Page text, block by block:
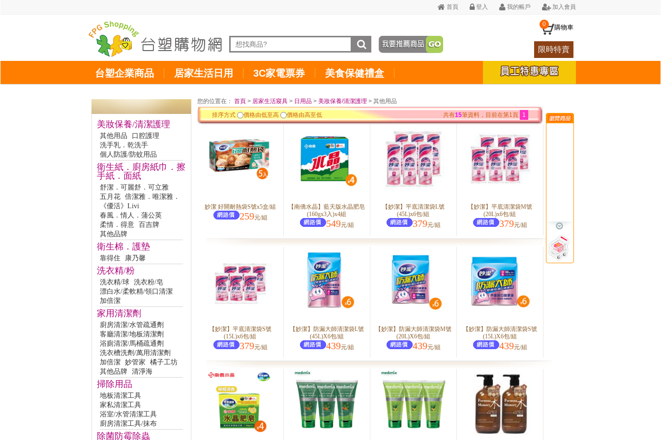
首頁 登入 我的帳戶 加入會員
0 購物車
限時特賣
台塑企業商品 居家生活日用 3C家電票券 美食保健禮盒
美妝保養/清潔護理
其他用品
口腔護理
洗手乳．乾洗手
個人防護/防蚊用品
衛生紙．廚房紙巾．擦
手紙．面紙
舒潔．可麗舒．可立雅
五月花 倍潔雅．唯潔雅．
《優活》Livi
春風．情人．蒲公英
柔情．得意 百吉牌
其他品牌
衛生棉．護墊
靠得住 康乃馨
洗衣精/粉
洗衣精/球 洗衣粉/皂
漂白水/柔軟精/領口清潔
加倍潔
家用清潔劑
廚房清潔/水管疏通劑
客廳清潔/地板清潔劑
浴廁清潔/馬桶疏通劑
洗衣槽洗劑/萬用清潔劑
加倍潔 妙管家
橘子工坊
其他品牌 清淨海
掃除用品
地板清潔工具
家私清潔工具
浴室/水管清潔工具
廚房清潔工具/抹布
除菌防霉除蟲
您的位置在： 首頁 > 居家生活寢具 > 日用品 > 美妝保養/清潔護理 > 其他用品
排序方式
價格由低至高 價格由高至低 共有15筆資料，目前在第1頁 1
妙潔 好開耐熱袋S號x5盒/組
259元/組
【南僑水晶】藍天版水晶肥皂
(160gx3入)x4組
549元/組
【妙潔】平底清潔袋L號
(45L)x6包/組
379元/組
【妙潔】平底清潔袋M號
(20L)x6包/組
379元/組
【妙潔】平底清潔袋S號
(15L)x6包/組
379元/組
【妙潔】防漏大師清潔袋L號
(45L)X6包/組
439元/組
【妙潔】防漏大師清潔袋M號
(20L)X6包/組
439元/組
【妙潔】防漏大師清潔袋S號
(15L)X6包/組
439元/組